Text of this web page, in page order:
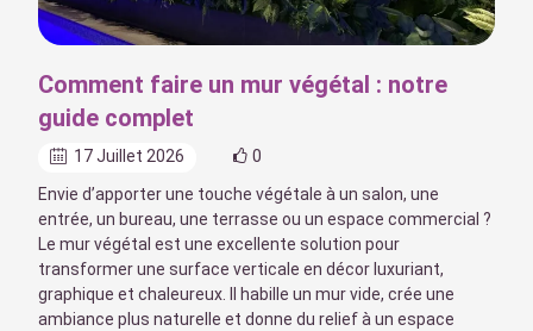
Comment faire un mur végétal : notre
guide complet
17 Juillet 2026
0
Envie d’apporter une touche végétale à un salon, une
entrée, un bureau, une terrasse ou un espace commercial ?
Le mur végétal est une excellente solution pour
transformer une surface verticale en décor luxuriant,
graphique et chaleureux. Il habille un mur vide, crée une
ambiance plus naturelle et donne du relief à un espace